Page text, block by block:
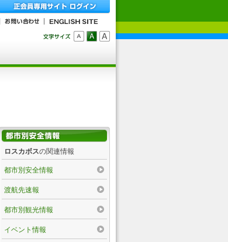
ロスカボスの関連情報
都市別安全情報
渡航先速報
都市別観光情報
イベント情報